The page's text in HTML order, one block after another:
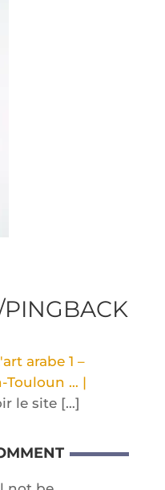
arabe 1 –
Touloun … |
le site […]